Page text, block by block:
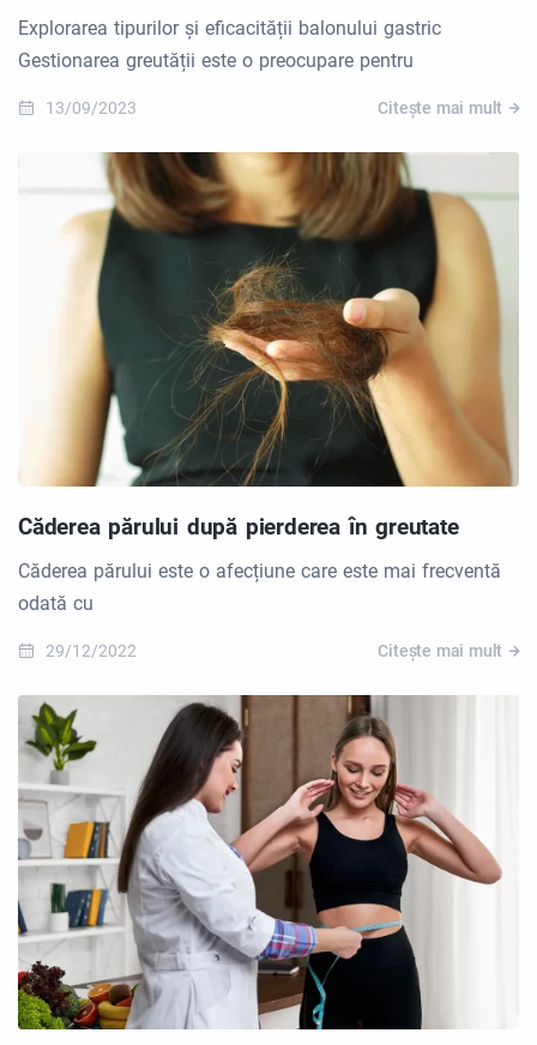
Explorarea tipurilor și eficacității balonului gastric
Gestionarea greutății este o preocupare pentru
13/09/2023 Citește mai mult
Căderea părului după pierderea în greutate
Căderea părului este o afecțiune care este mai frecventă
odată cu
29/12/2022 Citește mai mult